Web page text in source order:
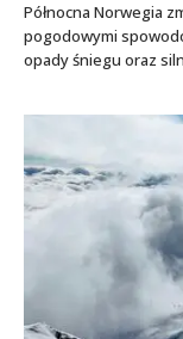
Północna Norwegia
pogodowymi
opady śniegu oraz